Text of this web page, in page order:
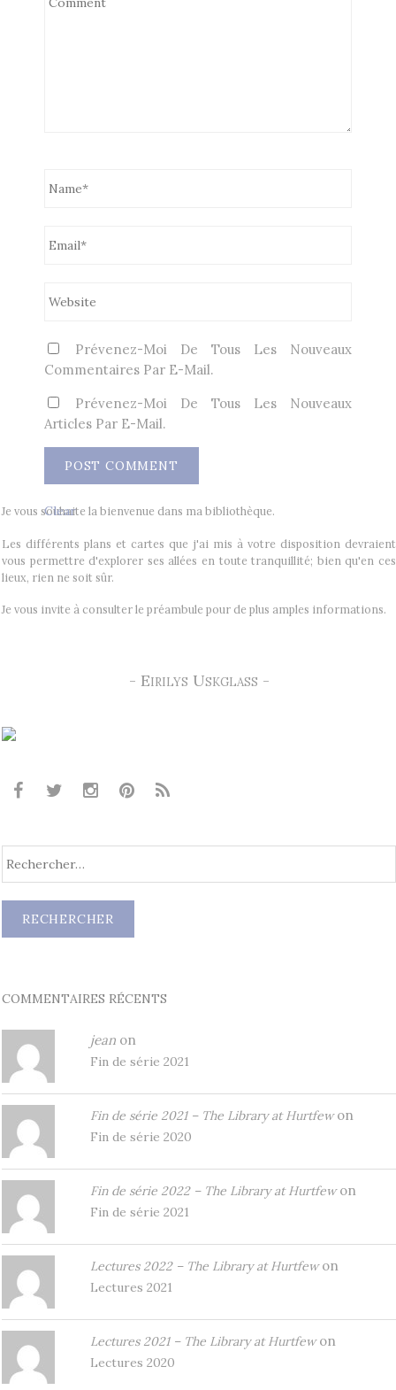
Prévenez-Moi De Tous Les Nouveaux
Commentaires Par E-Mail.
Prévenez-Moi De Tous Les Nouveaux
Articles Par E-Mail.
Clear
Je vous souhaite la bienvenue dans ma bibliothèque.
Les différents plans et cartes que j'ai mis à votre disposition devraient
vous permettre d'explorer ses allées en toute tranquillité; bien qu'en ces
lieux, rien ne soit sûr.
Je vous invite à consulter le préambule pour de plus amples informations.
- Eirilys Uskglass -
COMMENTAIRES RÉCENTS
jean on
Fin de série 2021
Fin de série 2021 – The Library at Hurtfewon
Fin de série 2020
Fin de série 2022 – The Library at Hurtfewon
Fin de série 2021
Lectures 2022 – The Library at Hurtfewon
Lectures 2021
Lectures 2021 – The Library at Hurtfewon
Lectures 2020